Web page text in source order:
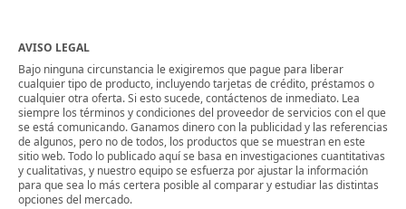
AVISO LEGAL
Bajo ninguna circunstancia le exigiremos que pague para liberar
cualquier tipo de producto, incluyendo tarjetas de crédito, préstamos o
cualquier otra oferta. Si esto sucede, contáctenos de inmediato. Lea
siempre los términos y condiciones del proveedor de servicios con el que
se está comunicando. Ganamos dinero con la publicidad y las referencias
de algunos, pero no de todos, los productos que se muestran en este
sitio web. Todo lo publicado aquí se basa en investigaciones cuantitativas
y cualitativas, y nuestro equipo se esfuerza por ajustar la información
para que sea lo más certera posible al comparar y estudiar las distintas
opciones del mercado.